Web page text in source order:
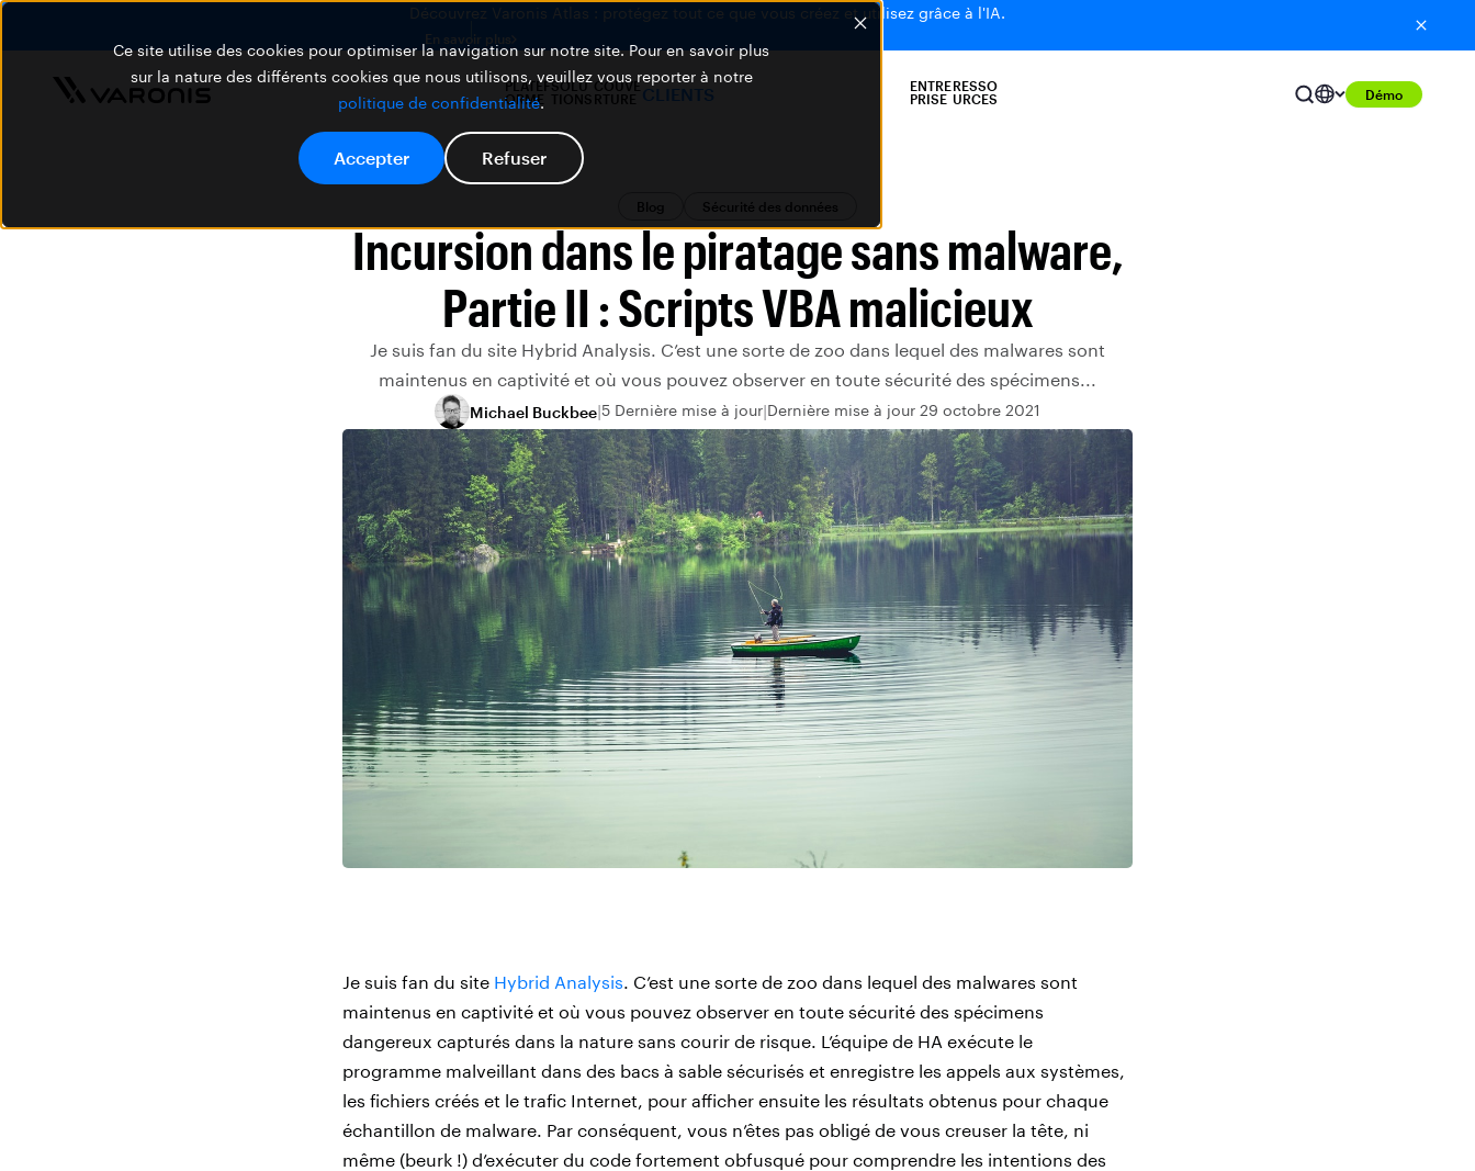
Ce site utilise des cookies pour optimiser la navigation sur notre site. Pour en savoir plus
sur la nature des différents cookies que nous utilisons, veuillez vous reporter à notre
politique de confidentialité.
Accepter Refuser
Découvrez Varonis Atlas : protégez tout ce que vous créez et utilisez grâce à l'IA.
En savoir plus
PLATEF
ORME
SOLU
TIONS
COUVE
RTURE CLIENTS
ENTRE
PRISE
RESSO
URCES
Démo
Blog Sécurité des données
Incursion dans le piratage sans malware,
Partie II : Scripts VBA malicieux
Je suis fan du site Hybrid Analysis. C’est une sorte de zoo dans lequel des malwares sont
maintenus en captivité et où vous pouvez observer en toute sécurité des spécimens...
Michael Buckbee 5 Dernière mise à jour Dernière mise à jour 29 octobre 2021
Je suis fan du site Hybrid Analysis. C’est une sorte de zoo dans lequel des malwares sont
maintenus en captivité et où vous pouvez observer en toute sécurité des spécimens
dangereux capturés dans la nature sans courir de risque. L’équipe de HA exécute le
programme malveillant dans des bacs à sable sécurisés et enregistre les appels aux systèmes,
les fichiers créés et le trafic Internet, pour afficher ensuite les résultats obtenus pour chaque
échantillon de malware. Par conséquent, vous n’êtes pas obligé de vous creuser la tête, ni
même (beurk !) d’exécuter du code fortement obfusqué pour comprendre les intentions des